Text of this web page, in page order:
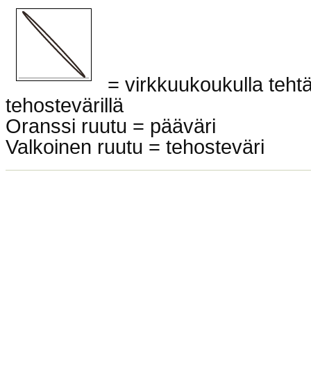
= virkkuukoukulla
tehostevärillä
Oranssi ruutu = pääväri
Valkoinen ruutu = tehosteväri